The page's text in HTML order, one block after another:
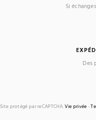
Si
Des
Site protégé par reCAPTCHA.Vie privée -